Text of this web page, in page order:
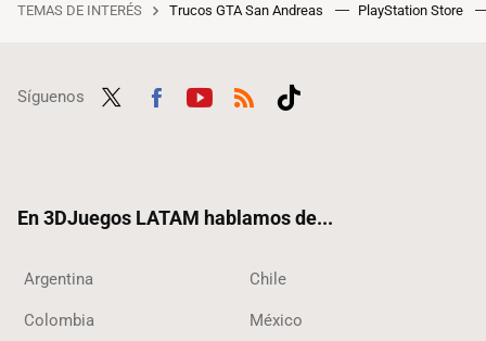
TEMAS DE INTERÉS Trucos GTA San Andreas PlayStation Store
Síguenos
En 3DJuegos LATAM hablamos de...
Argentina Chile
Colombia México